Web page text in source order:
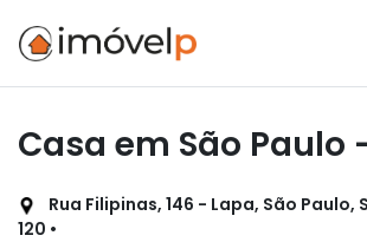
Casa em São Paulo
Rua Filipinas, 146 - Lapa, São Paulo,
120 •